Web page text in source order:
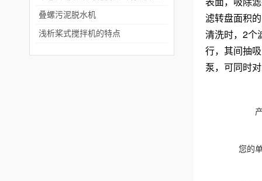
滤转盘面积
清洗时，2个
行，其间抽
泵，可同时
您的
叠螺污泥脱水机
浅析桨式搅拌机的特点